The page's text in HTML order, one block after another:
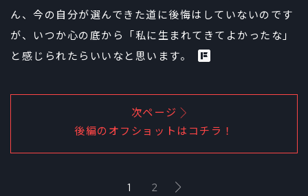
ん、今の自分が選んできた道に後悔はしていないのです
が、いつか心の底から「私に生まれてきてよかったな」
と感じられたらいいなと思います。
次ページ
後編のオフショットはコチラ！
1 2